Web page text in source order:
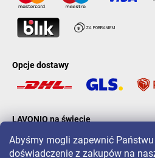
Abyśmy mogli zapewnić
doświadczenie z zakupów na
Opcje dostawy
LAVONIO na świecie